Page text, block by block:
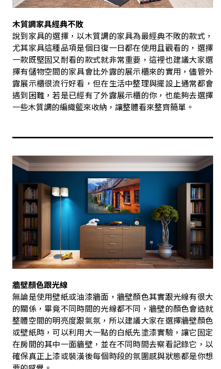
木質調家具經典不敗
說到家具的選擇，以木質調的家具為最經典不敗的款式，
尤其家具這種品項是個日復一日都在使用且觀看的，選擇
一款既堅固又耐看的款式就非常重要，這裡也建議大家選
擇有儲物空間的家具會比外露的展示櫃來的實用，儘管外
露展示櫃很流行好看，但在生活中整理與擺設上通常都會
遇到困難，若是已經有了外露展示櫃的你，也能夠去選擇
一些木質調的編織籃來收納，讓整體看來整齊簡單。
牆壁顏色跟光線
無論是使用壁紙或油漆牆面，牆壁顏色其實跟光線有很大
的關係，畢竟不同時間的光線都不同，牆壁的顏色會造就
整體空間的明亮度跟氣氛，所以建議大家在選擇牆壁顏色
或壁紙時，可以利用大一點的白紙先塗漆實驗，讓它固定
在房間的其中一面牆壁，並在不同時間去察看記錄它，以
確保真正上漆或裝潢後每個時段的氛圍感與狀態都是你想